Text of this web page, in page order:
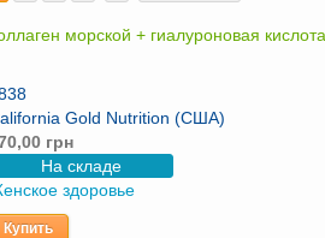
морской + гиалуроновая
Gold Nutrition (США)
грн
На складе
здоровье
Купить